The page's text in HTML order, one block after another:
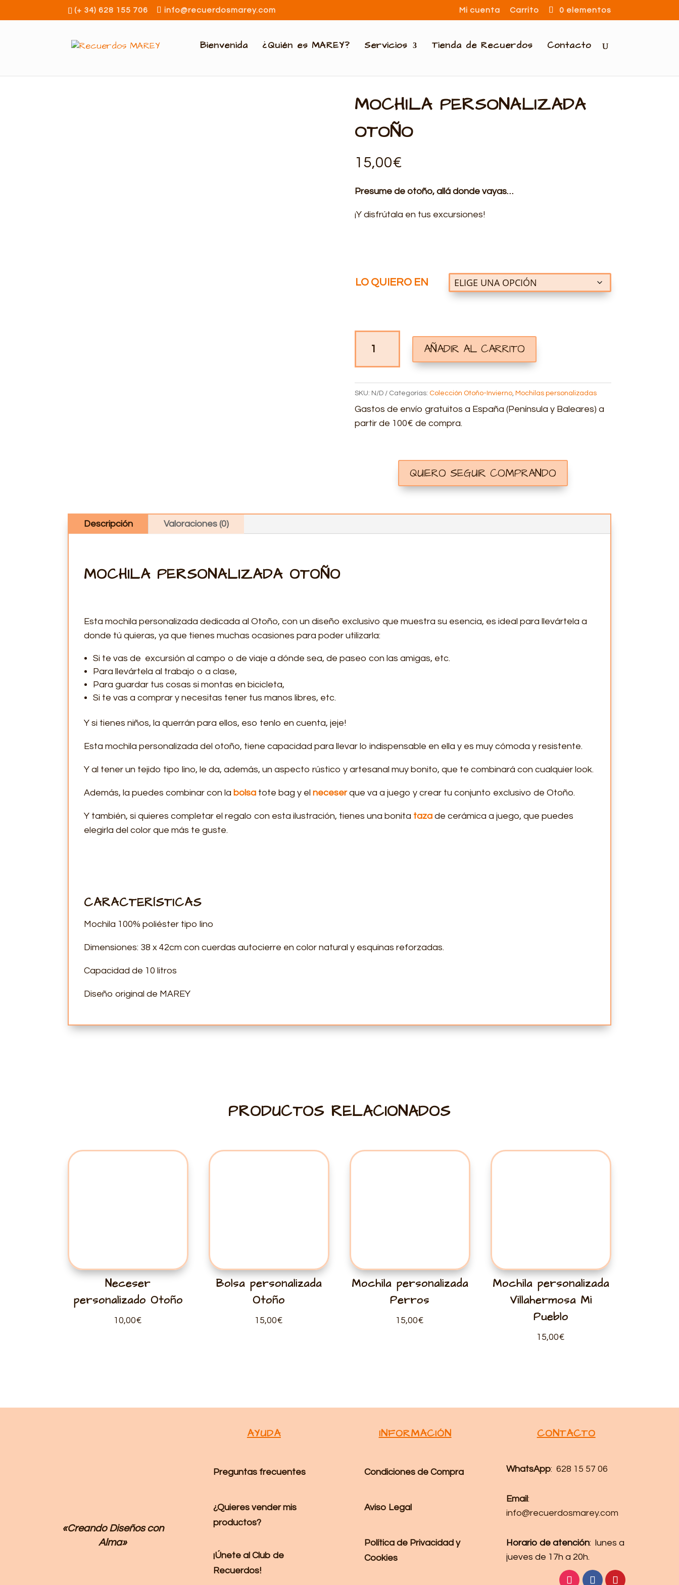
(+ 34) 628 155 706 info@recuerdosmarey.com Mi cuenta Carrito 0 elementos
Bienvenida ¿Quién es MAREY? Servicios Tienda de Recuerdos Contacto
MOCHILA PERSONALIZADA
OTOÑO
15,00€
Presume de otoño, allá donde vayas…
¡Y disfrútala en tus excursiones!
LO QUIERO EN
PERSONALIZADA
OTOÑO
AÑADIR AL CARRITO
SKU: N/D Categorías: Colección Otoño-Invierno, Mochilas personalizadas
Gastos de envío gratuitos a España (Península y Baleares) a
partir de 100€ de compra.
QUIERO SEGUIR COMPRANDO
Descripción Valoraciones (0)
MOCHILA PERSONALIZADA OTOÑO
Esta mochila personalizada dedicada al Otoño, con un diseño exclusivo que muestra su esencia, es ideal para llevártela a
donde tú quieras, ya que tienes muchas ocasiones para poder utilizarla:
Si te vas de excursión al campo o de viaje a dónde sea, de paseo con las amigas, etc.
Para llevártela al trabajo o a clase,
Para guardar tus cosas si montas en bicicleta,
Si te vas a comprar y necesitas tener tus manos libres, etc.
Y si tienes niños, la querrán para ellos, eso tenlo en cuenta, jeje!
Esta mochila personalizada del otoño, tiene capacidad para llevar lo indispensable en ella y es muy cómoda y resistente.
Y al tener un tejido tipo lino, le da, además, un aspecto rústico y artesanal muy bonito, que te combinará con cualquier look.
Además, la puedes combinar con la bolsa tote bag y elneceser que va a juego y crear tu conjunto exclusivo de Otoño.
Y también, si quieres completar el regalo con esta ilustración, tienes una bonita taza de cerámica a juego, que puedes
elegirla del color que más te guste.
CARACTERÍSTICAS
Mochila 100% poliéster tipo lino
Dimensiones: 38 x 42cm con cuerdas autocierre en color natural y esquinas reforzadas.
Capacidad de 10 litros
Diseño original de MAREY
PRODUCTOS RELACIONADOS
Neceser
personalizado Otoño
10,00€
Bolsa personalizada
Otoño
15,00€
Mochila personalizada
Perros
15,00€
Mochila personalizada
Villahermosa Mi
Pueblo
15,00€
«Creando Diseñoscon
Alma»
AYUDA
Preguntas frecuentes
¿Quieres vender mis
productos?
¡Únete al Club de
Recuerdos!
INFORMACIÓN
Condiciones de Compra
Aviso Legal
Política de Privacidad y
Cookies
CONTACTO
WhatsApp: 628 15 57 06
Email:
info@recuerdosmarey.com
Horario de atención: lunes a
jueves de 17h a 20h.